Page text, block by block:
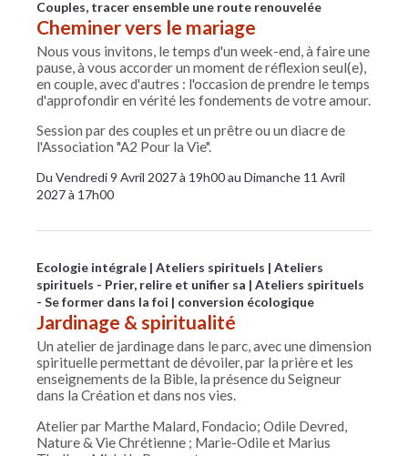
Couples, tracer ensemble une route renouvelée
Cheminer vers le mariage
Nous vous invitons, le temps d'un week-end, à faire une
pause, à vous accorder un moment de réflexion seul(e),
en couple, avec d'autres : l'occasion de prendre le temps
d'approfondir en vérité les fondements de votre amour.
Session par des couples et un prêtre ou un diacre de
l'Association "A2 Pour la Vie".
Du Vendredi 9 Avril 2027 à 19h00 au Dimanche 11 Avril
2027 à 17h00
Ecologie intégrale Ateliers spirituels
Ateliers
spirituels - Prier, relire et unifier sa
Ateliers spirituels
- Se former dans la foi
conversion écologique
Jardinage & spiritualité
Un atelier de jardinage dans le parc, avec une dimension
spirituelle permettant de dévoiler, par la prière et les
enseignements de la Bible, la présence du Seigneur
dans la Création et dans nos vies.
Atelier par Marthe Malard, Fondacio; Odile Devred,
Nature & Vie Chrétienne ; Marie-Odile et Marius